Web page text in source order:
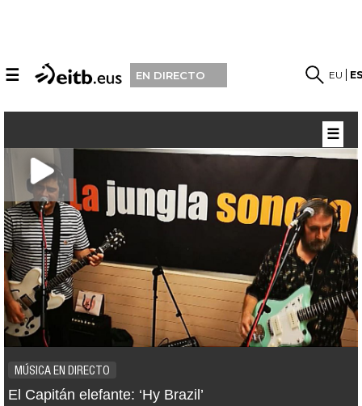
☰ EN DIRECTO EU
MÚSICA EN DIRECTO
El Capitán elefante: ‘Hy Brazil’
☰